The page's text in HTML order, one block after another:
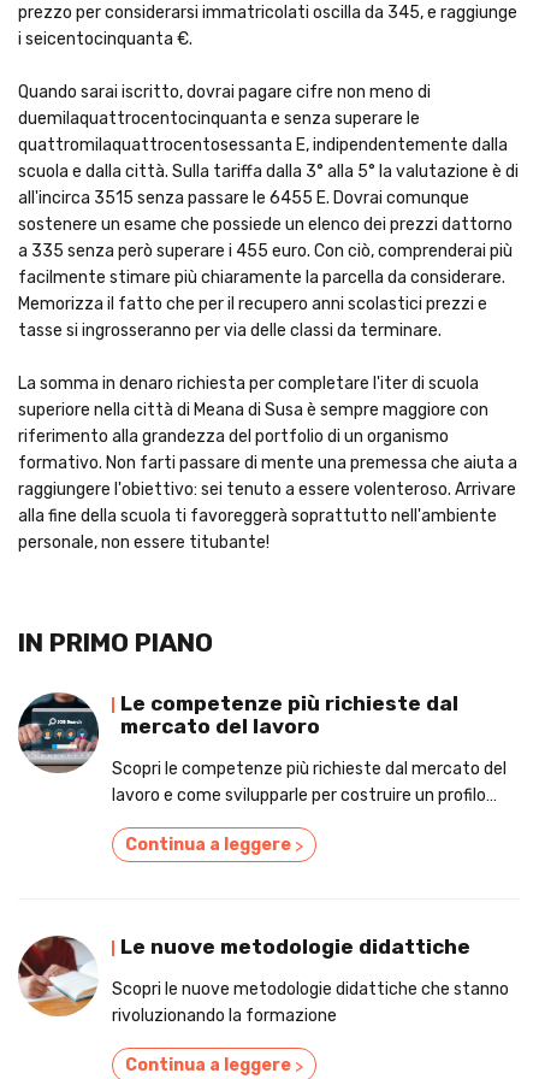
prezzo per considerarsi immatricolati oscilla da 345, e raggiunge
i seicentocinquanta €.
Quando sarai iscritto, dovrai pagare cifre non meno di
duemilaquattrocentocinquanta e senza superare le
quattromilaquattrocentosessanta E, indipendentemente dalla
scuola e dalla città. Sulla tariffa dalla 3° alla 5° la valutazione è di
all'incirca 3515 senza passare le 6455 E. Dovrai comunque
sostenere un esame che possiede un elenco dei prezzi dattorno
a 335 senza però superare i 455 euro. Con ciò, comprenderai più
facilmente stimare più chiaramente la parcella da considerare.
Memorizza il fatto che per il recupero anni scolastici prezzi e
tasse si ingrosseranno per via delle classi da terminare.
La somma in denaro richiesta per completare l'iter di scuola
superiore nella città di Meana di Susa è sempre maggiore con
riferimento alla grandezza del portfolio di un organismo
formativo. Non farti passare di mente una premessa che aiuta a
raggiungere l'obiettivo: sei tenuto a essere volenteroso. Arrivare
alla fine della scuola ti favoreggerà soprattutto nell'ambiente
personale, non essere titubante!
IN PRIMO PIANO
Le competenze più richieste dal
mercato del lavoro
Scopri le competenze più richieste dal mercato del
lavoro e come svilupparle per costruire un profilo
Continua a leggere >
Le nuove metodologie didattiche
Scopri le nuove metodologie didattiche che stanno
rivoluzionando la formazione
Continua a leggere >